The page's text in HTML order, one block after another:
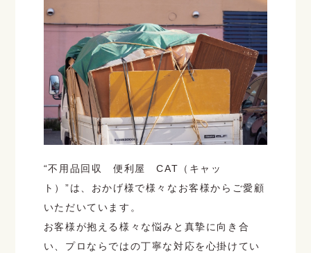
“不用品回収 便利屋 CAT（キャッ
ト）”は、おかげ様で様々なお客様からご愛顧
いただいています。
お客様が抱える様々な悩みと真摯に向き合
い、プロならではの丁寧な対応を心掛けてい